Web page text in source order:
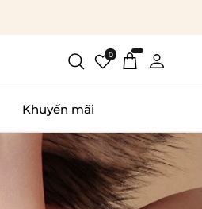
0
Khuyến mãi